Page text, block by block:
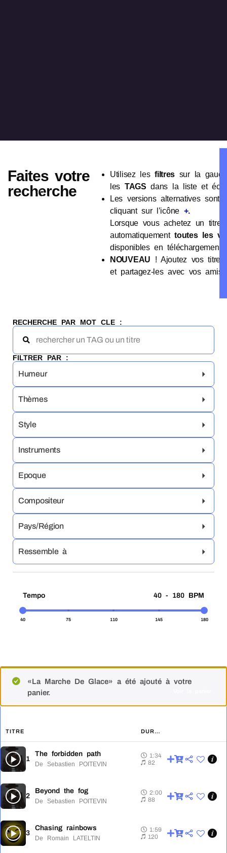
Faites votre
recherche
Utilisez lesfiltres sur la
les TAGS dans la liste et
Les versions alternatives sont
cliquant sur l’icône +.
Lorsque vous achetez un titre,
automatiquementtoutes les
disponibles en téléchargement !
NOUVEAU ! Ajoutez vos
et partagez-les avec vos
RECHERCHE PAR MOT CLE :
FILTRER PAR :
Humeur
Thèmes
Style
Instruments
Epoque
Compositeur
Pays/Région
Ressemble à
Tempo 40 - 180 BPM
40 75 110 145 180
«La Marche De Glace» a été ajouté à votre
panier.
TITRE DURÉE
1
The forbidden path
De Sebastien POITEVIN
1:34
1:34
82
2
Beyond the fog
De Sebastien POITEVIN
2:00
2:00
88
3
Chasing rainbows
De Romain LATELTIN
1:59
1:59
120